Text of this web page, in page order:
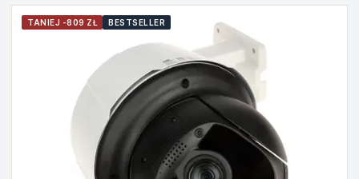
TANIEJ -809 ZŁ BESTSELLER